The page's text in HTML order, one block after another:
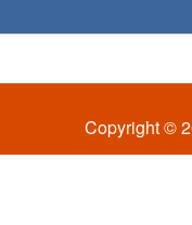
Copyright ©